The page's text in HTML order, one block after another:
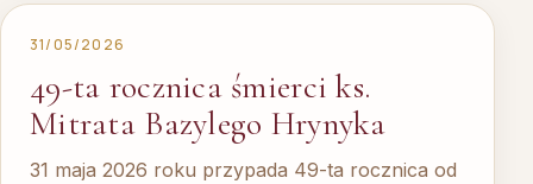
31/05/2026
49-ta rocznica śmierci ks.
Mitrata Bazylego Hrynyka
31 maja 2026 roku przypada 49-ta rocznica od